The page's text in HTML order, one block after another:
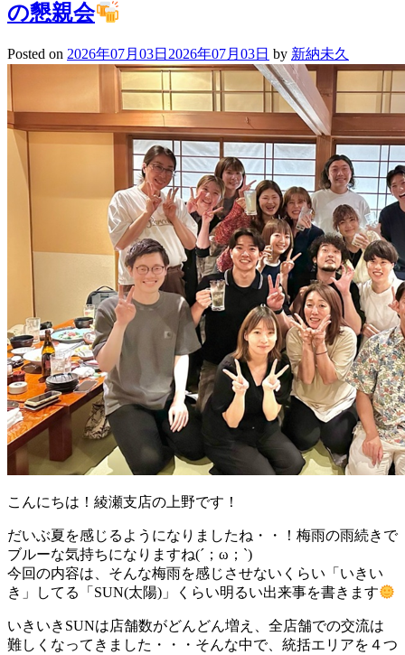
の懇親会
Posted on 2026年07月03日 2026年07月03日 by 新納未久
こんにちは！綾瀬支店の上野です！
だいぶ夏を感じるようになりましたね・・！梅雨の雨続きで
ブルーな気持ちになりますね(´；ω；`)
今回の内容は、そんな梅雨を感じさせないくらい「いきい
き」してる「SUN(太陽)」くらい明るい出来事を書きます
いきいきSUNは店舗数がどんどん増え、全店舗での交流は
難しくなってきました・・・そんな中で、統括エリアを４つ